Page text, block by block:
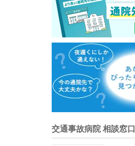
交通事故病院 相談窓口